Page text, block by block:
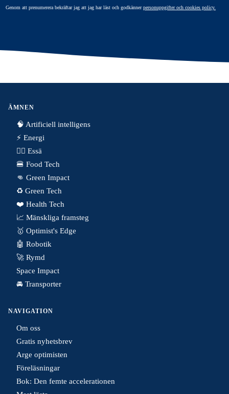
Genom att prenumerera bekräftar jag att jag har läst och godkännerpersonuppgifter och cookies policy.
ÄMNEN
🧠 Artificiell intelligens
⚡️ Energi
✍🏼 Essä
🍔 Food Tech
👊 Green Impact
♻️ Green Tech
❤️ Health Tech
📈 Mänskliga framsteg
🥇 Optimist's Edge
🤖 Robotik
🚀 Rymd
Space Impact
🚘 Transporter
NAVIGATION
Om oss
Gratis nyhetsbrev
Arge optimisten
Föreläsningar
Bok: Den femte accelerationen